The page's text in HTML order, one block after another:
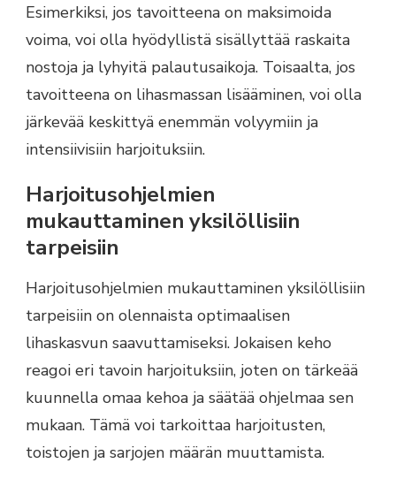
Esimerkiksi, jos tavoitteena on maksimoida
voima, voi olla hyödyllistä sisällyttää raskaita
nostoja ja lyhyitä palautusaikoja. Toisaalta, jos
tavoitteena on lihasmassan lisääminen, voi olla
järkevää keskittyä enemmän volyymiin ja
intensiivisiin harjoituksiin.
Harjoitusohjelmien
mukauttaminen yksilöllisiin
tarpeisiin
Harjoitusohjelmien mukauttaminen yksilöllisiin
tarpeisiin on olennaista optimaalisen
lihaskasvun saavuttamiseksi. Jokaisen keho
reagoi eri tavoin harjoituksiin, joten on tärkeää
kuunnella omaa kehoa ja säätää ohjelmaa sen
mukaan. Tämä voi tarkoittaa harjoitusten,
toistojen ja sarjojen määrän muuttamista.